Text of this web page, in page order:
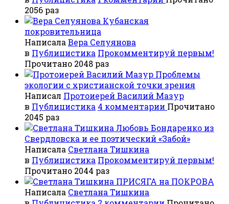
2056 раз
Кубанская
покровительница
НаписалаВера Селуянова
в Публицистика Прокомментируй первым!
Прочитано 2048 раз
Проблемы
экологии с христианской точки зрения
Написал Протоиерей Василий Мазур
в Публицистика 4 комментарии Прочитано
2045 раз
Любовь Бондаренко из
Свердловска и ее поэтический «Забой»
Написала Светлана Тишкина
в Публицистика Прокомментируй первым!
Прочитано 2044 раз
ПРИСЯГА на ПОКРОВА
Написала Светлана Тишкина